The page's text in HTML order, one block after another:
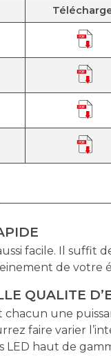
aussi facile. Il
de votre
QUALITE
une
faire varier
haut de